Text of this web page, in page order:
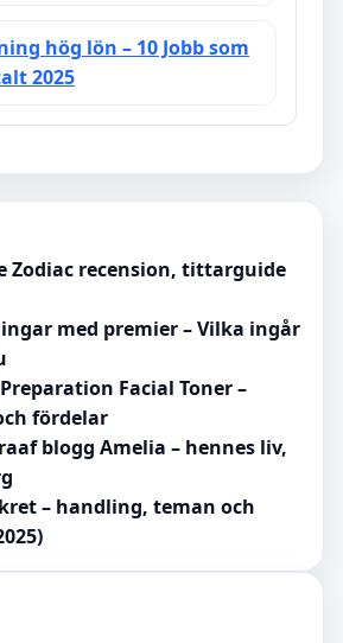
hög lön – 10 Jobb som
2025
Zodiac recension, tittarguide
med premier – Vilka ingår
Facial Toner –
fördelar
blogg Amelia – hennes liv,
– handling, teman och